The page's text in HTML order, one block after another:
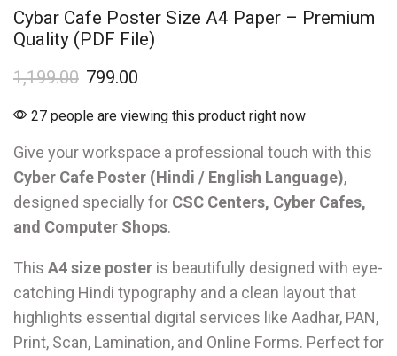
Cybar Cafe Poster Size A4 Paper – Premium
Quality (PDF File)
1,199.00 799.00
27 people are viewing this product right now
Give your workspace a professional touch with this
Cyber Cafe Poster (Hindi / English Language),
designed specially for CSC Centers, Cyber Cafes,
and Computer Shops.
This A4 size poster is beautifully designed with eye-
catching Hindi typography and a clean layout that
highlights essential digital services like Aadhar, PAN,
Print, Scan, Lamination, and Online Forms. Perfect for